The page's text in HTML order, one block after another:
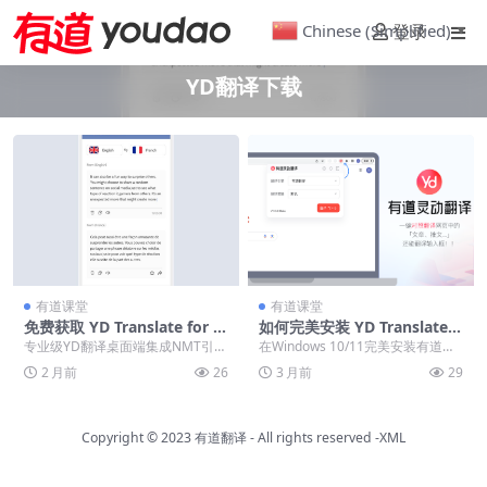
登录
YD翻译下载
有道课堂
免费获取 YD Translate for P
C 桌面端下载与环境配置方法
专业级YD翻译桌面端集成NMT引擎
与OCR技术，支持多线程并发及GP
U加速，实现...
2 月前 26
有道课堂
如何完美安装 YD Translate
电脑版？Windows 11/10 完
在Windows 10/11完美安装有道翻
译，需从官方获取并优化安装路
径。开启O...
3 月前 29
Copyright © 2023有道翻译- All rights reserved -XML
Chinese (Simplified) ▼